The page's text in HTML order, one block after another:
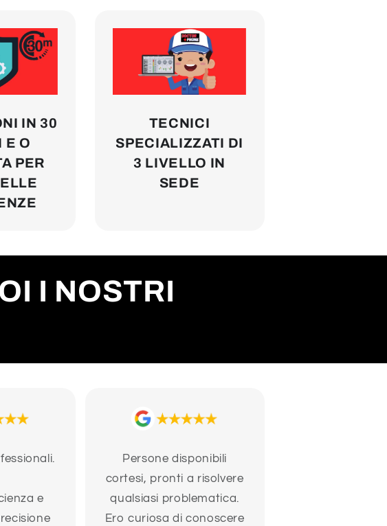
IN 30
E O
PER
TECNICI
SPECIALIZZATI DI
3 LIVELLO IN
SEDE
I NOSTRI
e
Persone disponibili
cortesi, pronti a risolvere
qualsiasi problematica.
Ero curiosa di conoscere